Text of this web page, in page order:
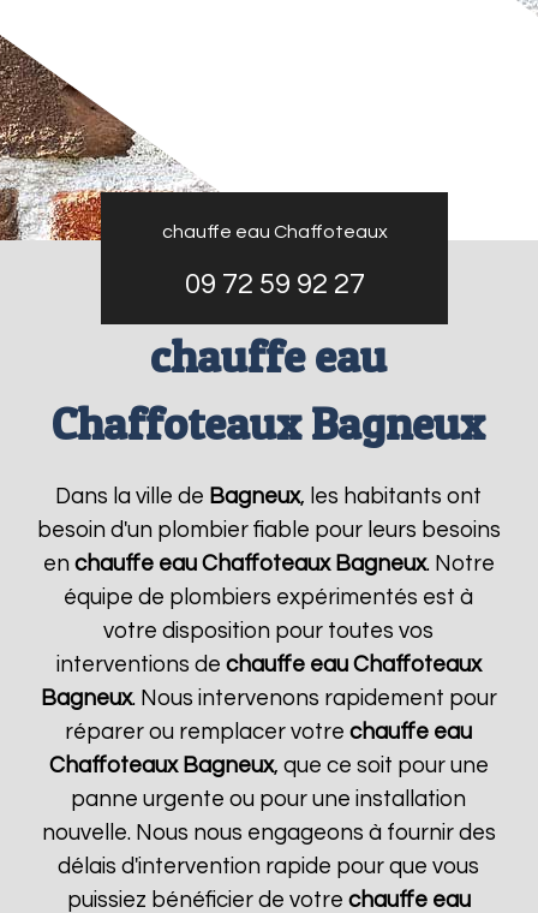
chauffe eau Chaffoteaux
09 72 59 92 27
chauffe eau
Chaffoteaux Bagneux
Dans la ville de Bagneux, les habitants ont
besoin d'un plombier fiable pour leurs besoins
en chauffe eau Chaffoteaux Bagneux. Notre
équipe de plombiers expérimentés est à
votre disposition pour toutes vos
interventions de chauffe eau Chaffoteaux
Bagneux. Nous intervenons rapidement pour
réparer ou remplacer votrechauffe eau
Chaffoteaux Bagneux, que ce soit pour une
panne urgente ou pour une installation
nouvelle. Nous nous engageons à fournir des
délais d'intervention rapide pour que vous
puissiez bénéficier de votre chauffe eau